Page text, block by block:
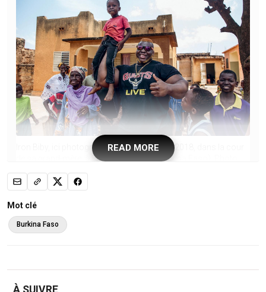
Iron Biby, ici photographié le 14 septembre 2018, dans la cour
de sa grand-mère, à Bobo-Dioulasso (Burkina Faso). Photo
Biby, sacré cinq fois “homme le plus
fort du monde”, nombre de Burkinabè
musculation. Une passion récente
READ MORE
Mot clé
Burkina Faso
À SUIVRE